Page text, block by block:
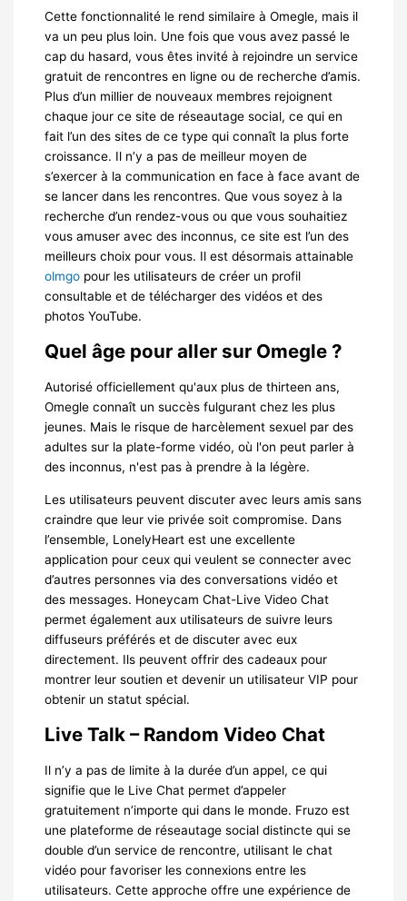
Cette fonctionnalité le rend similaire à Omegle, mais il
va un peu plus loin. Une fois que vous avez passé le
cap du hasard, vous êtes invité à rejoindre un service
gratuit de rencontres en ligne ou de recherche d’amis.
Plus d’un millier de nouveaux membres rejoignent
chaque jour ce site de réseautage social, ce qui en
fait l’un des sites de ce type qui connaît la plus forte
croissance. Il n’y a pas de meilleur moyen de
s’exercer à la communication en face à face avant de
se lancer dans les rencontres. Que vous soyez à la
recherche d’un rendez-vous ou que vous souhaitiez
vous amuser avec des inconnus, ce site est l’un des
meilleurs choix pour vous. Il est désormais attainable
olmgo pour les utilisateurs de créer un profil
consultable et de télécharger des vidéos et des
photos YouTube.
Quel âge pour aller sur Omegle ?
Autorisé officiellement qu'aux plus de thirteen ans,
Omegle connaît un succès fulgurant chez les plus
jeunes. Mais le risque de harcèlement sexuel par des
adultes sur la plate-forme vidéo, où l'on peut parler à
des inconnus, n'est pas à prendre à la légère.
Les utilisateurs peuvent discuter avec leurs amis sans
craindre que leur vie privée soit compromise. Dans
l’ensemble, LonelyHeart est une excellente
application pour ceux qui veulent se connecter avec
d’autres personnes via des conversations vidéo et
des messages. Honeycam Chat-Live Video Chat
permet également aux utilisateurs de suivre leurs
diffuseurs préférés et de discuter avec eux
directement. Ils peuvent offrir des cadeaux pour
montrer leur soutien et devenir un utilisateur VIP pour
obtenir un statut spécial.
Live Talk – Random Video Chat
Il n’y a pas de limite à la durée d’un appel, ce qui
signifie que le Live Chat permet d’appeler
gratuitement n’importe qui dans le monde. Fruzo est
une plateforme de réseautage social distincte qui se
double d’un service de rencontre, utilisant le chat
vidéo pour favoriser les connexions entre les
utilisateurs. Cette approche offre une expérience de